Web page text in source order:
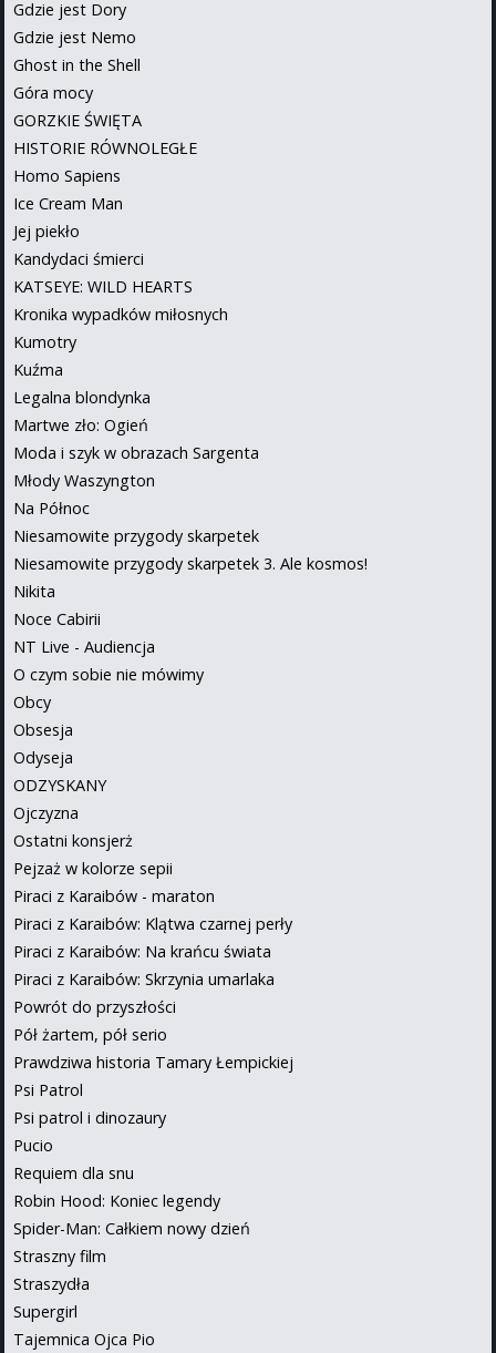
Gdzie jest Dory
Gdzie jest Nemo
Ghost in the Shell
Góra mocy
GORZKIE ŚWIĘTA
HISTORIE RÓWNOLEGŁE
Homo Sapiens
Ice Cream Man
Jej piekło
Kandydaci śmierci
KATSEYE: WILD HEARTS
Kronika wypadków miłosnych
Kumotry
Kuźma
Legalna blondynka
Martwe zło: Ogień
Moda i szyk w obrazach Sargenta
Młody Waszyngton
Na Północ
Niesamowite przygody skarpetek
Niesamowite przygody skarpetek 3. Ale kosmos!
Nikita
Noce Cabirii
NT Live - Audiencja
O czym sobie nie mówimy
Obcy
Obsesja
Odyseja
ODZYSKANY
Ojczyzna
Ostatni konsjerż
Pejzaż w kolorze sepii
Piraci z Karaibów - maraton
Piraci z Karaibów: Klątwa czarnej perły
Piraci z Karaibów: Na krańcu świata
Piraci z Karaibów: Skrzynia umarlaka
Powrót do przyszłości
Pół żartem, pół serio
Prawdziwa historia Tamary Łempickiej
Psi Patrol
Psi patrol i dinozaury
Pucio
Requiem dla snu
Robin Hood: Koniec legendy
Spider-Man: Całkiem nowy dzień
Straszny film
Straszydła
Supergirl
Tajemnica Ojca Pio